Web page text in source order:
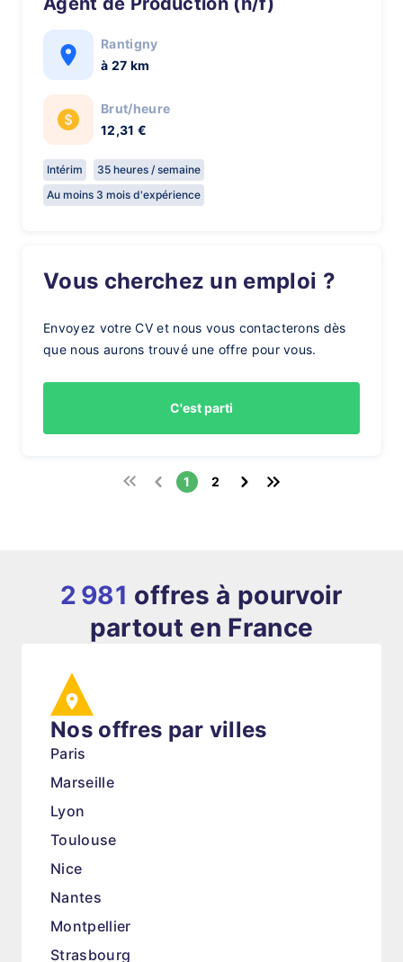
Rantigny
à 27 km
Brut/heure
12,31 €
Intérim
35 heures / semaine
Au moins 3 mois d'expérience
Vous cherchez un emploi ?
Envoyez votre CV et nous vous contacterons dès
que nous aurons trouvé une offre pour vous.
C'est parti
1 2
2 981 offres à pourvoir
partout en France
Nos offres par villes
Paris
Marseille
Lyon
Toulouse
Nice
Nantes
Montpellier
Strasbourg